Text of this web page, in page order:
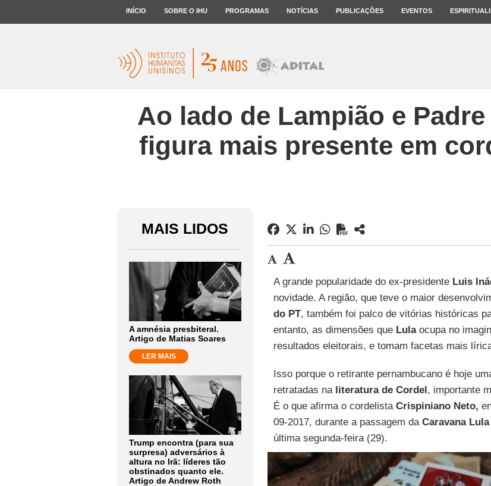
INÍCIO SOBRE O IHU PROGRAMAS NOTÍCIAS PUBLICAÇÕES EVENTOS
Ao lado de Lampião e
figura mais presente em
MAIS LIDOS
A amnésia presbiteral.
Artigo de Matias Soares
LER MAIS
Trump encontra (para sua
surpresa) adversários à
altura no Irã: líderes tão
obstinados quanto ele.
Artigo de Andrew Roth
A grande popularidade do ex-presidente Luis
novidade. A região, que teve o maior
do PT, também foi palco de vitórias históricas
entanto, as dimensões que Lulaocupa no
resultados eleitorais, e tomam facetas mais
Isso porque o retirante pernambucano é hoje
retratadas na literatura de Cordel, importante
É o que afirma o cordelista Crispiniano Neto,
09-2017, durante a passagem da Caravana
última segunda-feira (29).